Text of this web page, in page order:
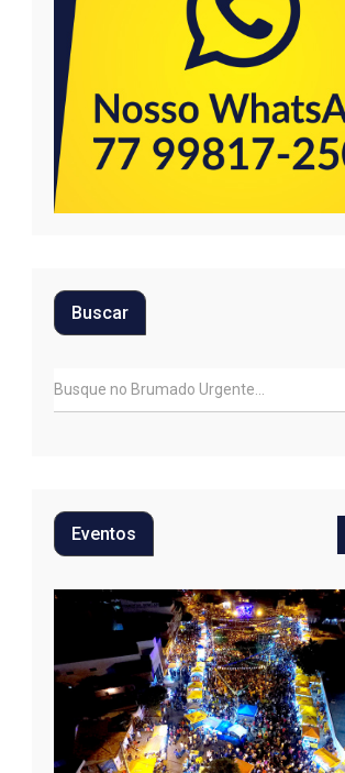
Buscar
Eventos